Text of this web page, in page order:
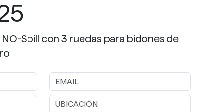
Spill con 3 ruedas para bidones de